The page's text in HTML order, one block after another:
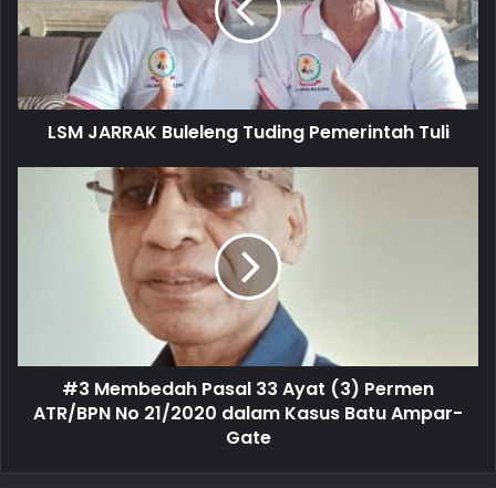
i
d
LSM JARRAK Buleleng Tuding Pemerintah Tuli
#3 Membedah Pasal 33 Ayat (3) Permen
ATR/BPN No 21/2020 dalam Kasus Batu Ampar-
Gate